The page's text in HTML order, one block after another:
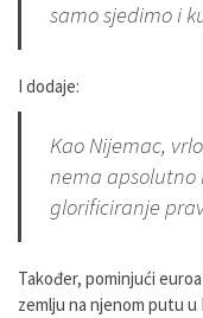
samo sjedimo i
I dodaje:
Kao Nijemac,
nema apsolutno
glorificiranje
Također, pominjući
zemlju na njenom putu u